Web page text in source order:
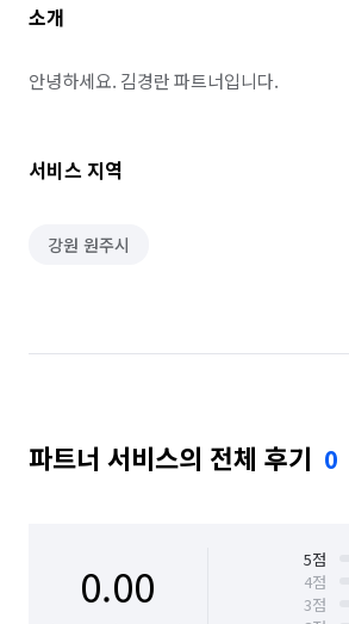
소개
안녕하세요. 김경란 파트너입니다.
서비스 지역
강원 원주시
파트너 서비스의 전체 후기 0
0.00 5점
4점
3점